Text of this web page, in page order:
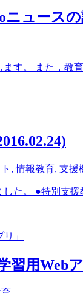
ニュースの
す。 また，
,情報教育, 支援
た。 ●特別支援
用Webア